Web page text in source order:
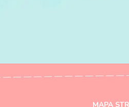
MAPA